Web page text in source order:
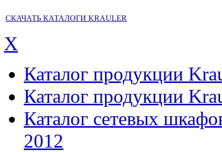
СКАЧАТЬ КАТАЛОГИ KRAULER
X
Каталог продукции
Каталог продукции
Каталог сетевых
2012